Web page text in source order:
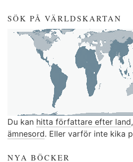
SÖK PÅ VÄRLDSKARTAN
Du kan hitta författare efter land
ämnesord. Eller varför inte kika
NYA BÖCKER